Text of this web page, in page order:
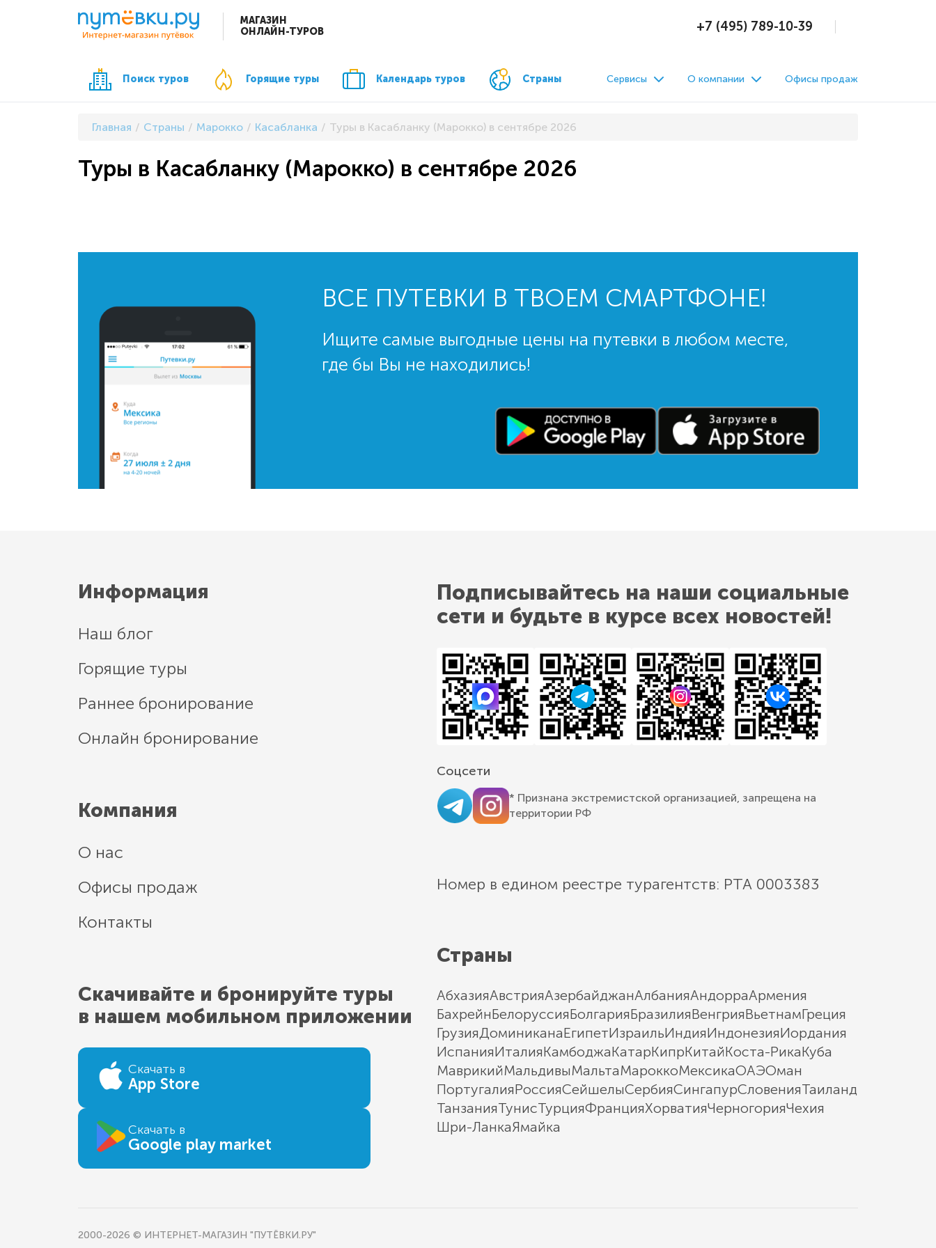
МАГАЗИН
ОНЛАЙН-ТУРОВ
+7 (495) 789-10-39
Поиск туров Горящие туры Календарь туров Страны Сервисы О компании Офисы продаж
Главная Страны Марокко Касабланка Туры в Касабланку (Марокко) в сентябре 2026
Туры в Касабланку (Марокко) в сентябре 2026
ВСЕ ПУТЕВКИ В ТВОЕМ СМАРТФОНЕ!
Ищите самые выгодные цены на путевки в любом месте,
где бы Вы не находились!
Информация
Наш блог
Горящие туры
Раннее бронирование
Онлайн бронирование
Компания
О нас
Офисы продаж
Контакты
Скачивайте и бронируйте туры
в нашем мобильном приложении
Скачать в
App Store
Скачать в
Google play market
Подписывайтесь на наши социальные
сети и будьте в курсе всех новостей!
Соцсети
* Признана экстремистской организацией, запрещена на
территории РФ
Номер в едином реестре турагентств: РТА 0003383
Страны
АбхазияАвстрияАзербайджанАлбанияАндорраАрмения
БахрейнБелоруссияБолгарияБразилияВенгрияВьетнамГреция
ГрузияДоминиканаЕгипетИзраильИндияИндонезияИордания
ИспанияИталияКамбоджаКатарКипрКитайКоста-РикаКуба
МаврикийМальдивыМальтаМароккоМексикаОАЭОман
ПортугалияРоссияСейшелыСербияСингапурСловенияТаиланд
ТанзанияТунисТурцияФранцияХорватияЧерногорияЧехия
Шри-ЛанкаЯмайка
2000-2026 © ИНТЕРНЕТ-МАГАЗИН "ПУТЁВКИ.РУ"